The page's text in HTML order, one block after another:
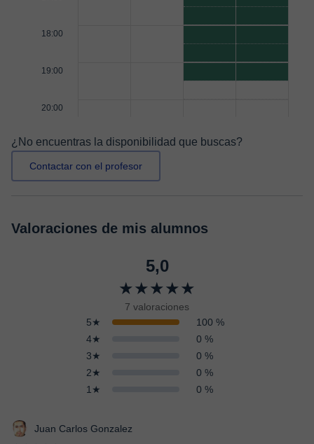
18:00
19:00
20:00
¿No encuentras la disponibilidad que buscas?
Contactar con el profesor
Valoraciones de mis alumnos
5,0
★★★★★
7 valoraciones
5★
100 %
4★
0 %
3★
0 %
2★
0 %
1★
0 %
Juan Carlos Gonzalez